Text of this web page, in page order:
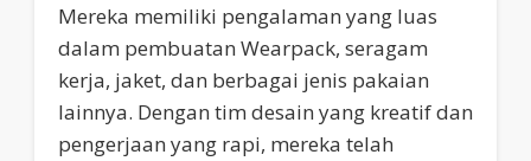
Mereka memiliki pengalaman yang luas
dalam pembuatan Wearpack, seragam
kerja, jaket, dan berbagai jenis pakaian
lainnya. Dengan tim desain yang kreatif dan
pengerjaan yang rapi, mereka telah